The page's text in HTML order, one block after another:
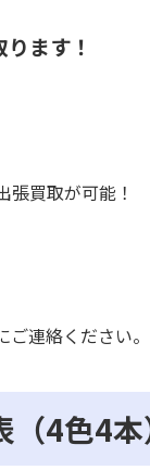
ます！
買取が可能！
連絡ください。
4色4本